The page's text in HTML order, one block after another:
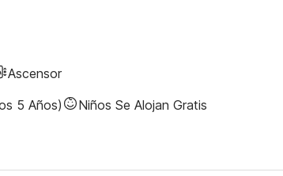
Ascensor
5 Años) Niños Se Alojan Gratis